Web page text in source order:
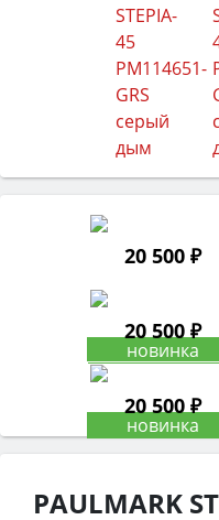
20 500 ₽
20 500 ₽
20 500 ₽
PAULMARK